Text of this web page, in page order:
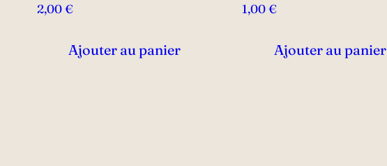
2,00€
Ajouter au panier
1,00€
Ajouter au panier